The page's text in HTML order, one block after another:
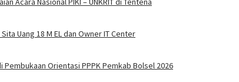
Uang 18 M EL dan Owner IT Center
Orientasi PPPK Pemkab Bolsel 2026